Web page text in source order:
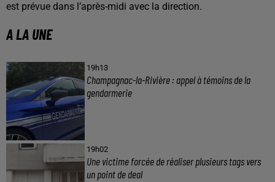
est prévue dans l’après-midi avec la direction.
A LA UNE
19h13
Champagnac-la-Rivière : appel à témoins de la
gendarmerie
19h02
Une victime forcée de réaliser plusieurs tags vers
un point de deal